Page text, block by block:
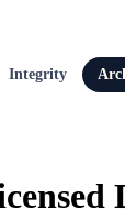
Integrity